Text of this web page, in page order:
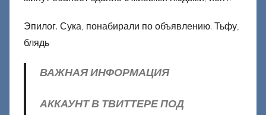
Эпилог. Сука, понабирали по объявлению. Тьфу,
блядь
ВАЖНАЯ ИНФОРМАЦИЯ
АККАУНТ В ТВИТТЕРЕ ПОД